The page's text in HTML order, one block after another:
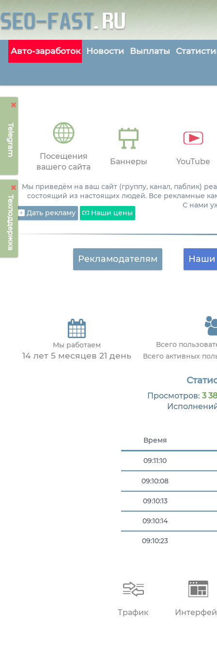
Telegram
Техподдержка
Авто-заработок Новости Выплаты
Посещения
вашего сайта
Баннеры YouTube
Мы приведём на ваш сайт (группу, канал, паблик)
состоящий из настоящих людей. Все рекламные
С нами
Дать рекламу
Наши цены
Рекламодателям Наши
Мы работаем
14 лет 5 месяцев 21 день
Всего
Всего активных
Просмотров: 3
Время
09:11:10
09:10:08
09:10:13
09:10:14
09:10:23
Трафик